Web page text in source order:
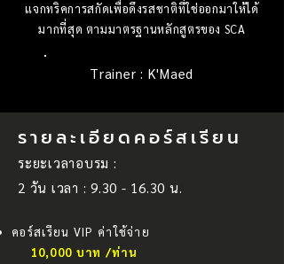
แจกทริคการสกัดเพื่อดึงรสชาติที่ใช่ออกมาให้ได้
มากที่สุด ตามมาตรฐานหลักสูตรของ SCA
Trainer : K'Maed
รายละเอียดคอร์สเรียน
ระยะเวลาอบรม :
2 วัน เวลา : 9.30 - 16.30 น.
คอร์สเรียน VIP ค่าใช้จ่าย
10,000 บาท /ท่าน